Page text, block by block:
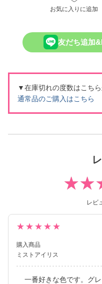
お気に入りに追加
友だち追加
▼在庫切れの度数はこち
通常品のご購入はこちら
レビ
★★★★★
購入商品
ミストアイリス
一番好きな色です。グ